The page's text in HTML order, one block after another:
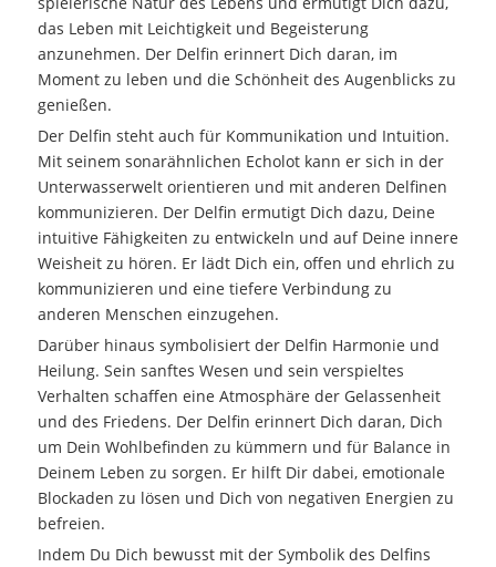
das Leben mit Leichtigkeit und Begeisterung
anzunehmen. Der Delfin erinnert Dich daran, im
Moment zu leben und die Schönheit des Augenblicks zu
genießen.
Der Delfin steht auch für Kommunikation und Intuition.
Mit seinem sonarähnlichen Echolot kann er sich in der
Unterwasserwelt orientieren und mit anderen Delfinen
kommunizieren. Der Delfin ermutigt Dich dazu, Deine
intuitive Fähigkeiten zu entwickeln und auf Deine innere
Weisheit zu hören. Er lädt Dich ein, offen und ehrlich zu
kommunizieren und eine tiefere Verbindung zu
anderen Menschen einzugehen.
Darüber hinaus symbolisiert der Delfin Harmonie und
Heilung. Sein sanftes Wesen und sein verspieltes
Verhalten schaffen eine Atmosphäre der Gelassenheit
und des Friedens. Der Delfin erinnert Dich daran, Dich
um Dein Wohlbefinden zu kümmern und für Balance in
Deinem Leben zu sorgen. Er hilft Dir dabei, emotionale
Blockaden zu lösen und Dich von negativen Energien zu
befreien.
Indem Du Dich bewusst mit der Symbolik des Delfins